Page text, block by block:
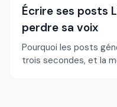
Écrire ses posts
perdre sa voix
Pourquoi les posts
trois secondes, et la